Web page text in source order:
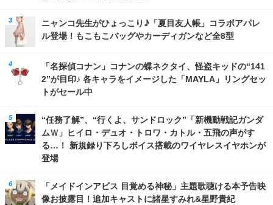
ニャンコ先生がひょっこり♪「夏目友人帳」コラボアパレ
ル登場！もこもこバッグやカーディガンなど全8型
「名探偵コナン」コナンの蝶ネクタイ、怪盗キッドの“141
2”が目印♪ 各キャラをイメージした「MAYLA」リングセッ
トがセール中
“任務了解”、“行くよ、サンドロック”「新機動戦記ガンダ
ムＷ」ヒイロ・デュオ・トロワ・カトル・五飛の声がす
る…！ 新規録り下ろしボイス搭載のワイヤレスイヤホンが
登場
「メイドインアビス 目覚める神秘」主題歌聴ける本予告映
像お披露目！追加キャストに諸星すみれ&星野貴紀